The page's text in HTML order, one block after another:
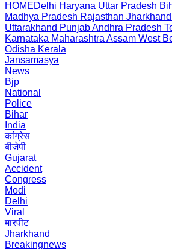
HOMEDelhi Haryana Uttar Pradesh
Madhya Pradesh Rajasthan Jharkhand
Uttarakhand PunjabAndhra Pradesh
Karnataka Maharashtra Assam West
Odisha Kerala
Jansamasya
News
Bjp
National
Police
Bihar
India
कांग्रेस
बीजेपी
Gujarat
Accident
Congress
Modi
Delhi
Viral
मारपीट
Jharkhand
Breakingnews